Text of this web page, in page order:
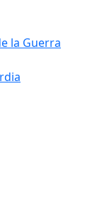
la Guerra